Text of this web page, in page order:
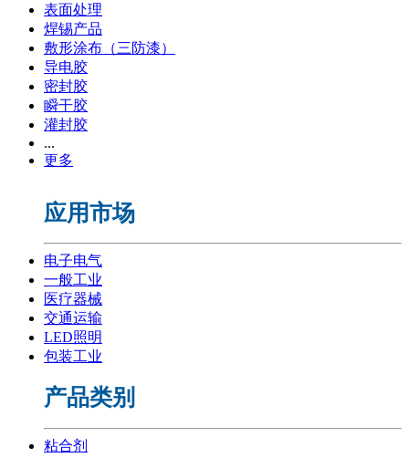
表面处理
焊锡产品
敷形涂布（三防漆）
导电胶
密封胶
瞬干胶
灌封胶
...
更多
应用市场
电子电气
一般工业
医疗器械
交通运输
LED照明
包装工业
产品类别
粘合剂